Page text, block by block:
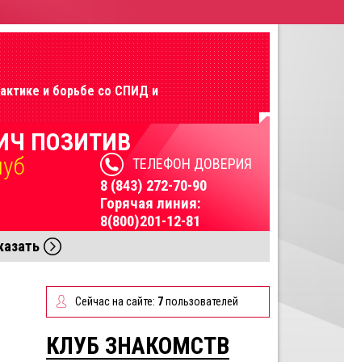
и борьбе со СПИД и
ТЕЛЕФОН ДОВЕРИЯ
8 (843) 272-70-90
Горячая линия:
8(800)201-12-81
ПОЗИТИВ
Сейчас на сайте: 7пользователей
КЛУБ ЗНАКОМСТВ